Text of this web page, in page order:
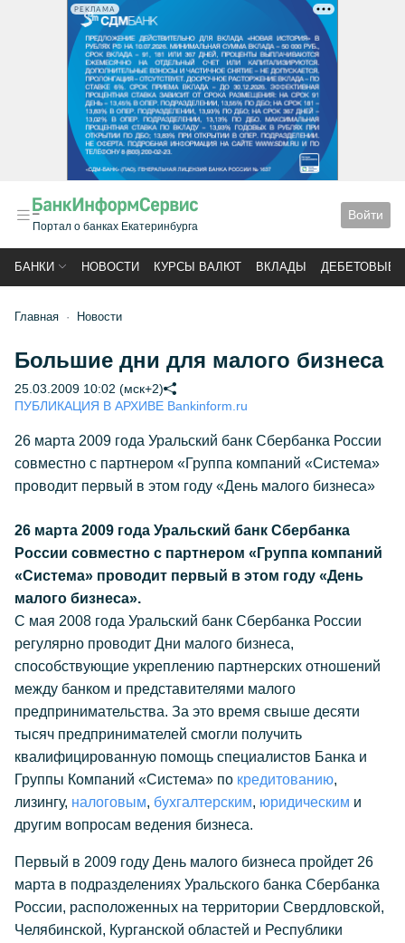
РЕКЛАМА
Портал о банках Екатеринбурга
Войти
БАНКИ НОВОСТИ КУРСЫ ВАЛЮТ ВКЛАДЫ ДЕБЕТОВЫЕ
Главная Новости
Большие дни для малого бизнеса
25.03.2009 10:02 (мск+2)
ПУБЛИКАЦИЯ В АРХИВЕ Bankinform.ru
26 марта 2009 года Уральский банк Сбербанка России
совместно с партнером «Группа компаний «Система»
проводит первый в этом году «День малого бизнеса»
26 марта 2009 года Уральский банк Сбербанка
России совместно с партнером «Группа компаний
«Система» проводит первый в этом году «День
малого бизнеса».
С мая 2008 года Уральский банк Сбербанка России
регулярно проводит Дни малого бизнеса,
способствующие укреплению партнерских отношений
между банком и представителями малого
предпринимательства. За это время свыше десяти
тысяч предпринимателей смогли получить
квалифицированную помощь специалистов Банка и
Группы Компаний «Система» по кредитованию,
лизингу, налоговым, бухгалтерским, юридическим и
другим вопросам ведения бизнеса.
Первый в 2009 году День малого бизнеса пройдет 26
марта в подразделениях Уральского банка Сбербанка
России, расположенных на территории Свердловской,
Челябинской, Курганской областей и Республики